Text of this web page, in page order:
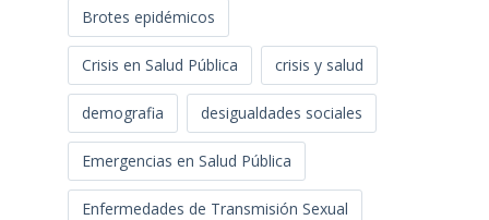
Brotes epidémicos
Crisis en Salud Pública crisis y salud
demografia desigualdades sociales
Emergencias en Salud Pública
Enfermedades de Transmisión Sexual